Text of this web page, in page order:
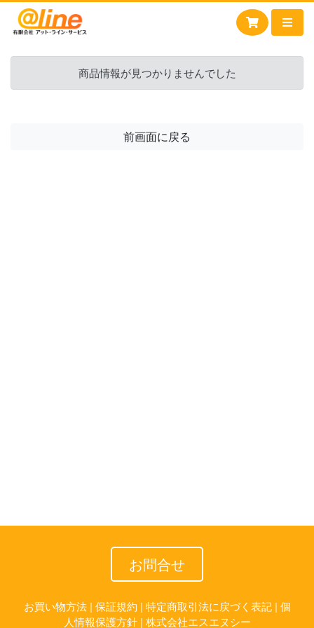
商品情報が見つかりませんでした
前画面に戻る
お問合せ
お買い物方法| 保証規約 | 特定商取引法に戻づく表記| 個
人情報保護方針| 株式会社エスエヌシー